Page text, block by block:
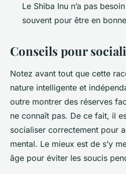
Le Shiba Inu n’a pas
souvent pour être en
Conseils pour
Notez avant tout que cette
nature intelligente et
outre montrer des réserves
ne connaît pas. De ce fait, il
socialiser correctement pour
mental. Le mieux est de s’y
âge pour éviter les soucis